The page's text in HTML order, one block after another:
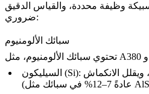
وظيفة محددة، والقياس الدقيق
ضروري:
سبائك الألومنيوم
A380
السيليكون (Si): يعزز قابلية الصب، والانسيابية، ويقلل الانكماش